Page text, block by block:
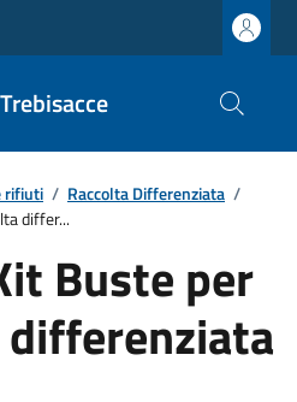
rifiuti / Raccolta Differenziata /
differ...
Buste per